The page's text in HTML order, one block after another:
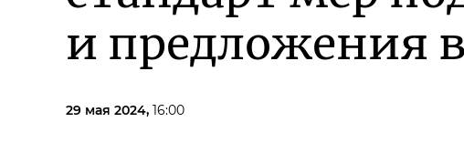
и предложения
29 мая 2024, 16:00